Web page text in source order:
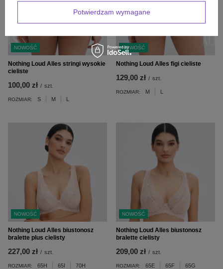
NOWOŚĆ
Nothing Loud Alles stringi wysokie
cieliste
100,00 zł / szt.
ROZMIAR: S M L
NOWOŚĆ
Nothing Loud Alles figi cieliste
129,00 zł / szt.
ROZMIAR: M L
NOWOŚĆ
Nothing Loud Alles biustonosz
bralette plus cielisty
227,00 zł / szt.
ROZMIAR: 65H 65I
70H
NOWOŚĆ
Nothing Loud Alles biustonosz
bralette cielisty
209,00 zł / szt.
ROZMIAR: 65E 65F
65G
Potwierdzam wymagane